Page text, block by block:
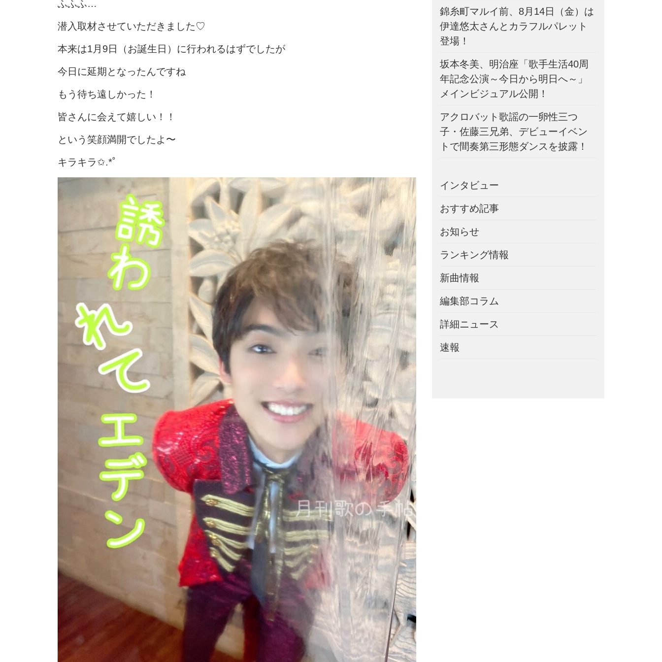
ふふふ…
潜入取材させていただきました♡
本来は1月9日（お誕生日）に行われるはずでしたが
今日に延期となったんですね
もう待ち遠しかった！
皆さんに会えて嬉しい！！
という笑顔満開でしたよ〜
キラキラ✩.*˚
錦糸町マルイ前、8月14日（金）は
伊達悠太さんとカラフルパレット
登場！
坂本冬美、明治座「歌手生活40周
年記念公演～今日から明日へ～」
メインビジュアル公開！
アクロバット歌謡の一卵性三つ
子・佐藤三兄弟、デビューイベン
トで間奏第三形態ダンスを披露！
インタビュー
おすすめ記事
お知らせ
ランキング情報
新曲情報
編集部コラム
詳細ニュース
速報